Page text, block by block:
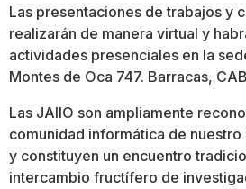
Las presentaciones de trabajos y
realizarán de manera virtual y
actividades presenciales en la
Montes de Oca 747. Barracas,
Las JAIIO son ampliamente
comunidad informática de
y constituyen un encuentro
intercambio fructífero de